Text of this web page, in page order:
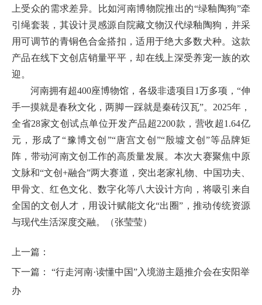
上受众的需求差异。比如河南博物院推出的“绿釉陶狗”牵
引绳套装，其设计灵感源自院藏文物汉代绿釉陶狗，并采
用可调节的青铜色合金搭扣，适用于绝大多数犬种。这款
产品在线下文创店销量平平，却在线上深受养宠一族的欢
迎。
河南拥有超400座博物馆，各级非遗项目1万多项，“伸
手一摸就是春秋文化，两脚一踩就是秦砖汉瓦”。2025年，
全省28家文创试点单位开发产品超2200款，营收超1.64亿
元，形成了“豫博文创”“唐宫文创”“殷墟文创”等品牌矩
阵，带动河南文创工作的高质量发展。本次大赛聚焦中原
文脉和“文创+融合”两大赛道，突出老家礼物、中国功夫、
甲骨文、红色文化、数字化等八大设计方向，将吸引来自
全国的文创人才，用设计赋能文化“出圈”，推动传统资源
与现代生活深度交融。（张莹莹）
上一篇：
下一篇： “行走河南·读懂中国”入境游主题推介会在安阳举
办